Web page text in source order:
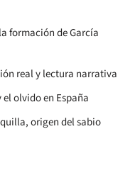
formación de García
real y lectura narrativa
olvido en España
origen del sabio